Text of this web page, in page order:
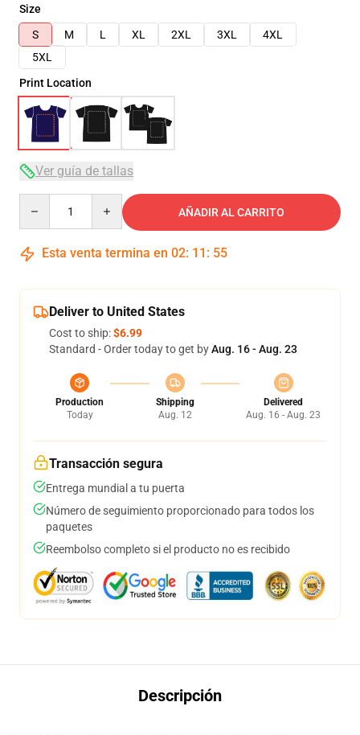
Size
S
M L XL 2XL 3XL
4XL
5XL
Print Location
Ver guía de tallas
AÑADIR AL CARRITO
Esta venta termina en 02: 11 : 54
Deliver to United States
Cost to ship:$6.99
Standard - Order today to get byAug. 16 - Aug. 23
Production
Today
Shipping
Aug. 12
Delivered
Aug. 16 - Aug. 23
Transacción segura
Entrega mundial a tu puerta
Número de seguimiento proporcionado para todos los
paquetes
Reembolso completo si el producto no es recibido
Descripción